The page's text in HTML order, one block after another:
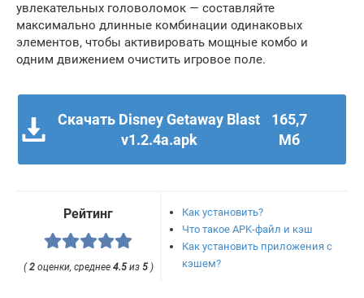
увлекательных головоломок — составляйте
максимально длинные комбинации одинаковых
элементов, чтобы активировать мощные комбо и
одним движением очистить игровое поле.
Скачать Disney Getaway Blast
v1.2.4a.apk
165,7
Мб
Рейтинг
( 2оценки, среднее 4.5из 5)
Как установить?
Что такое APK-файл и кэш
Как установить приложения с
кэшем?